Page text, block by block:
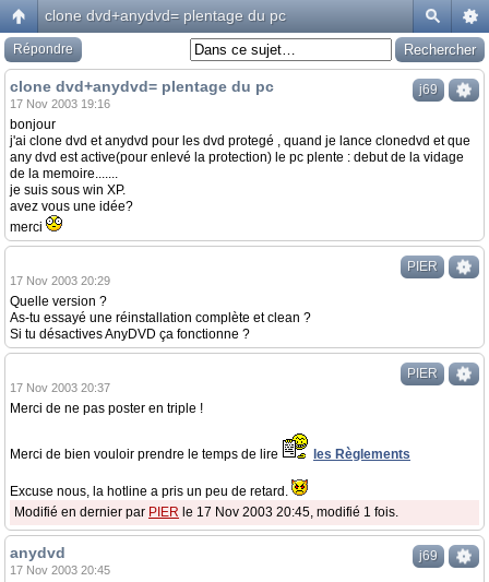
clone dvd+anydvd= plentage du pc
Répondre
j69
clone dvd+anydvd= plentage du pc
17 Nov 2003 19:16
bonjour
j'ai clone dvd et anydvd pour les dvd protegé , quand je lance clonedvd et que
any dvd est active(pour enlevé la protection) le pc plente : debut de la vidage
de la memoire.......
je suis sous win XP.
avez vous une idée?
merci
PIER
17 Nov 2003 20:29
Quelle version ?
As-tu essayé une réinstallation complète et clean ?
Si tu désactives AnyDVD ça fonctionne ?
PIER
17 Nov 2003 20:37
Merci de ne pas poster en triple !
Merci de bien vouloir prendre le temps de lire les Règlements
Excuse nous, la hotline a pris un peu de retard.
Modifié en dernier par PIER le 17 Nov 2003 20:45, modifié 1 fois.
j69
anydvd
17 Nov 2003 20:45